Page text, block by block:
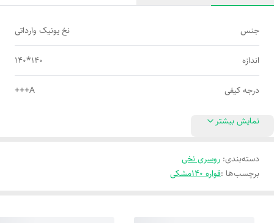
جنس نخ یونیک وارداتی
اندازه 140*140
درجه کیفی A+++
نمایش بیشتر
دسته‌بندی: روسری نخی
برچسب‌ها :قواره 140 مشکی